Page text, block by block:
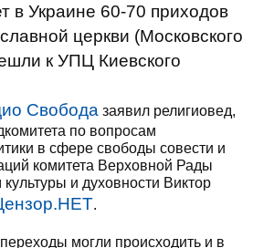
в Украине 60-70 приходов
церкви (Московского
к УПЦ Киевского
Свобода заявил религиовед,
по вопросам
в сфере свободы совести и
комитета Верховной Рады
и духовности Виктор
.
могли происходить и в